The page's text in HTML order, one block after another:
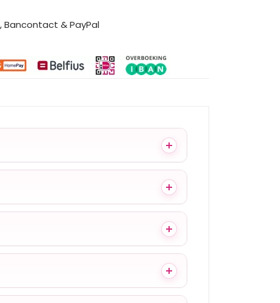
Bancontact & PayPal